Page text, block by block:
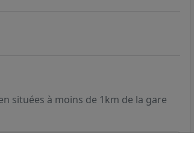
situées à moins de 1km de la gare